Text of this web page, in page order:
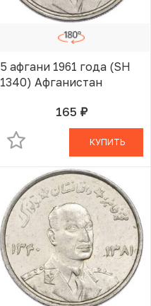
5 афгани 1961 года (SH
1340) Афганистан
165 руб.В КОРЗИНЕ
КУПИТЬ